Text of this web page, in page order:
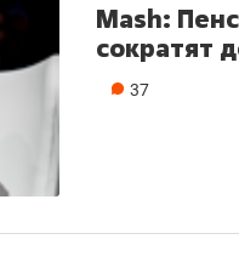
Mash:
сократят
37
–
Рекомендуем